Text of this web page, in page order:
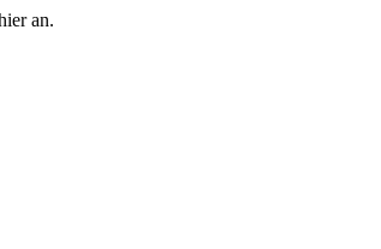
an.